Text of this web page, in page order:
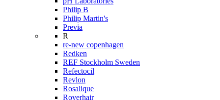
Philip B
Philip Martin's
Previa
R
re-new copenhagen
Redken
REF Stockholm Sweden
Refectocil
Revlon
Rosalique
Roverhair